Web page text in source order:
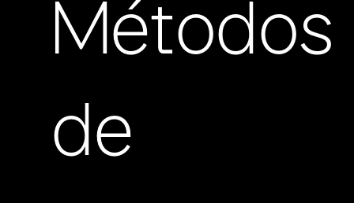
Métodos
de